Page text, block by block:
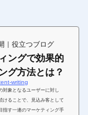
｜役立つブログ
ングで効果的
グ方法とは？
writing
対象となるユーザーに対し
けることで、見込み客として
指す一連のマーケティング手